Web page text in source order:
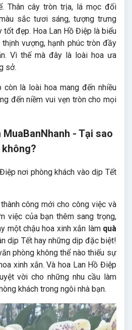
Thân cây tròn trịa, lá mọc đối
sắc tươi sáng, tượng trưng
tốt đẹp. Hoa Lan Hồ Điệp là biểu
vượng, hạnh phúc tròn đầy
Vì thế mà đây là loài hoa ưa
sở.
là loài hoa mang đến nhiều
đến niềm vui vẹn tròn cho mọi
- Tại sao
không?
nơi phòng khách vào dịp Tết
công mới cho công việc và
việc của bạn thêm sang trọng,
một chậu hoa xinh xắn làm quà
dịp Tết hay những dịp đặc biệt!
phòng không thể nào thiếu sự
xinh xắn. Và hoa Lan Hồ Điệp
vời cho những nhu cầu làm
khách trong ngôi nhà bạn.